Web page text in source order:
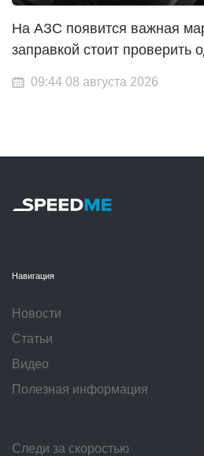
На АЗС появится важная
заправкой стоит проверить
09:44 08 августа 2026
Навигация
Новости
Статьи
Видео
Полезная информация
Следи за скоростью